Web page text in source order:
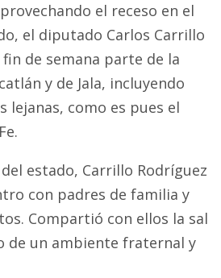
el receso en el
el diputado Carlos Carrillo
de semana parte de la
y de Jala, incluyendo
lejanas, como es pues el
estado, Carrillo Rodríguez
con padres de familia y
Compartió con ellos la sal
de un ambiente fraternal y